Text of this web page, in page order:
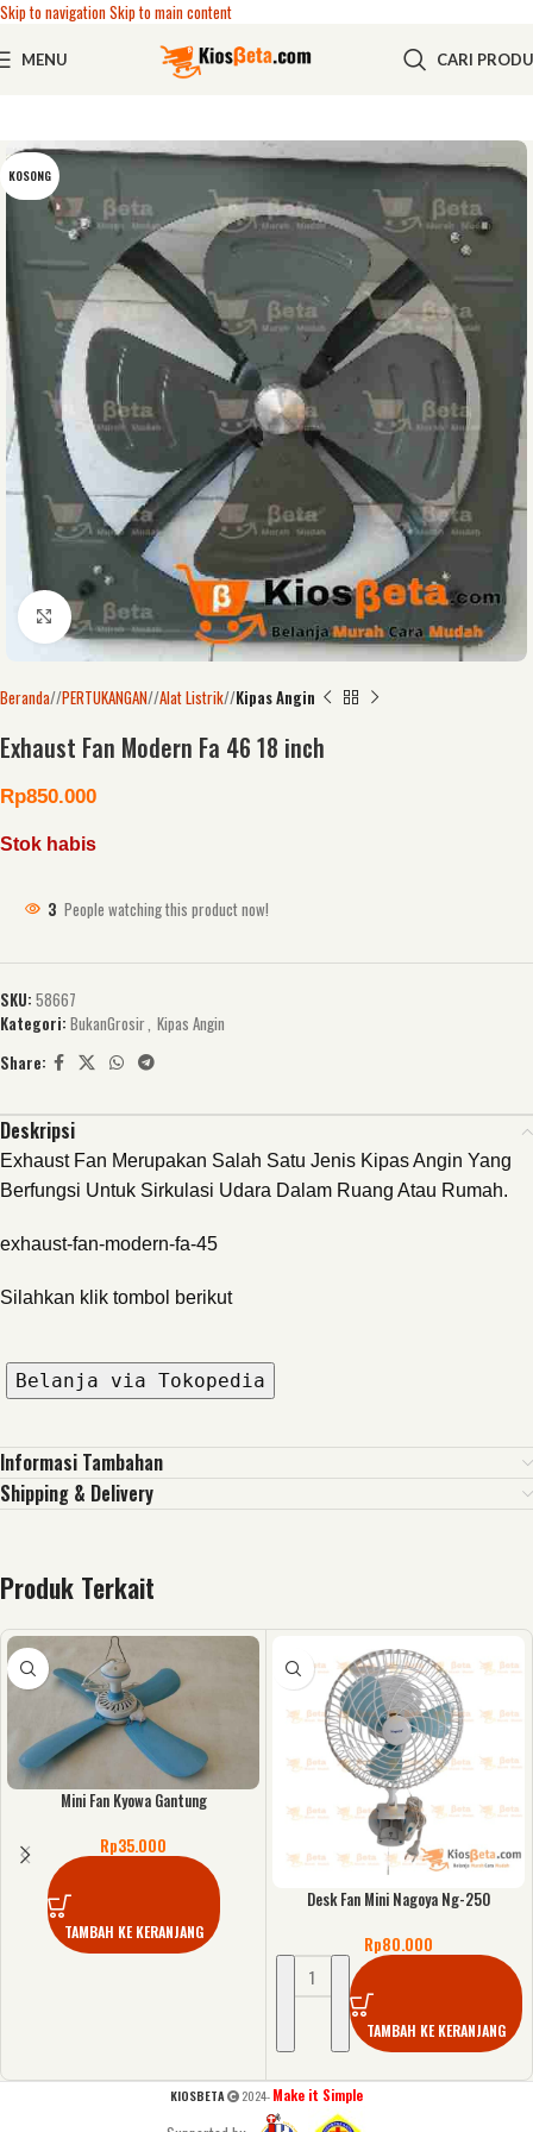
Skip to navigationSkip to main content
MENU CARI
KOSONG
Click to enlarge
Beranda/ PERTUKANGAN/ Alat Listrik/ Kipas Angin
Exhaust Fan Modern Fa 46 18 inch
Rp850.000
Stok habis
3 People watching this product now!
SKU: 58667
Kategori: BukanGrosir, Kipas Angin
Share:
Deskripsi
Exhaust Fan Merupakan Salah Satu Jenis Kipas Angin Yang
Berfungsi Untuk Sirkulasi Udara Dalam Ruang Atau Rumah.
exhaust-fan-modern-fa-45
Silahkan klik tombol berikut
Belanja via Tokopedia
Informasi Tambahan
Shipping & Delivery
Produk Terkait
Mini Fan Kyowa Gantung
Rp35.000
TAMBAH KE KERANJANG
Desk Fan Mini Nagoya Ng-250
Rp80.000
TAMBAH KE KERANJANG
KIOSBETA 2024- Make it Simple